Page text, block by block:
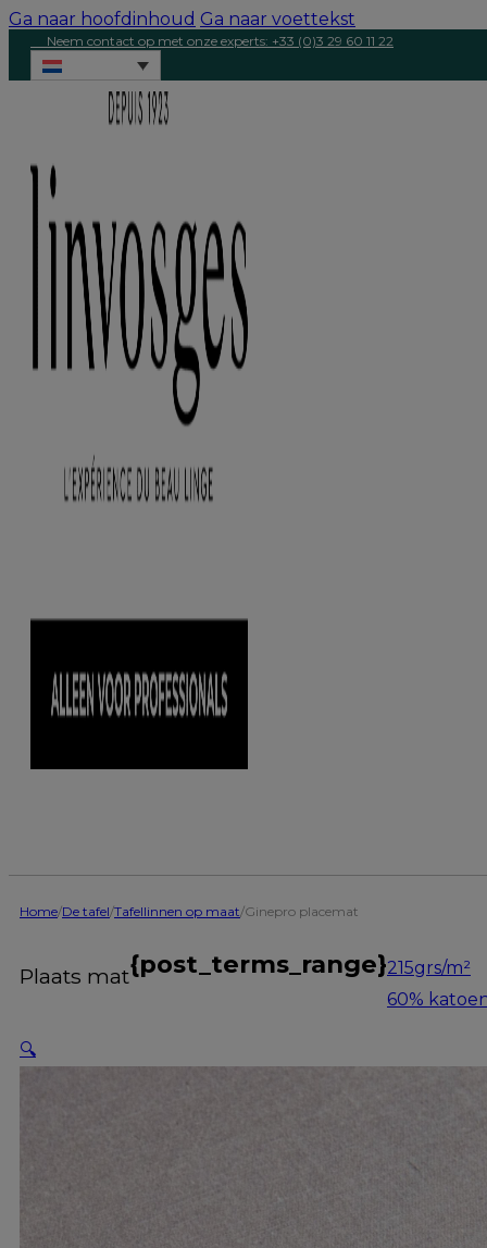
Ga naar hoofdinhoud Ga naar voettekst
Neem contact op met onze experts: +33 (0)3 29 60 11 22
Home/De tafel/Tafellinnen op maat/Ginepro placemat
Plaats mat{post_terms_range}215grs/m²
60%
🔍